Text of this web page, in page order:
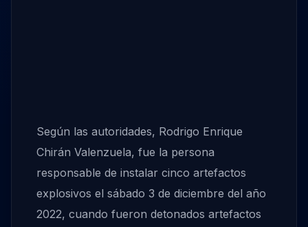
Según las autoridades, Rodrigo Enrique
Chirán Valenzuela, fue la persona
responsable de instalar cinco artefactos
explosivos el sábado 3 de diciembre del año
2022, cuando fueron detonados artefactos